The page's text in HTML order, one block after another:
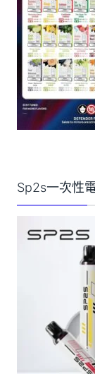
Sp2s一次性